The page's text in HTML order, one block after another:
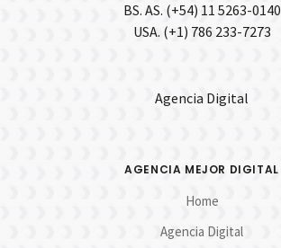
BS. AS. (+54) 11 5263-0140
USA. (+1) 786 233-7273
Agencia Digital
AGENCIA MEJOR DIGITAL
Home
Agencia Digital